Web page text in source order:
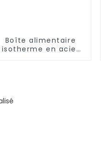
Boîte alimentaire
isotherme en acier